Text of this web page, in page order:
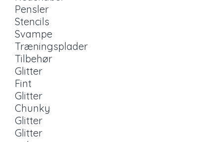
Pensler
Stencils
Svampe
Træningsplader
Tilbehør
Glitter
Fint
Glitter
Chunky
Glitter
Glitter